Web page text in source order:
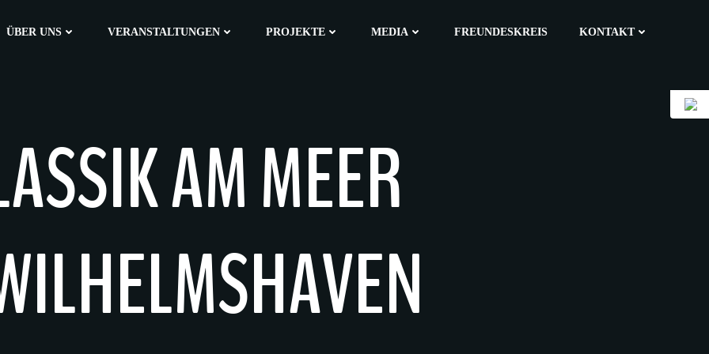
ÜBER UNS VERANSTALTUNGEN PROJEKTE MEDIA FREUNDESKREIS KONTAKT
AM MEER